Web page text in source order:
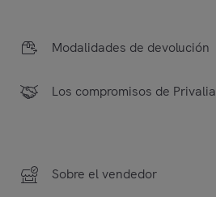
Modalidades de devolución
Los compromisos de Privalia
Sobre el vendedor